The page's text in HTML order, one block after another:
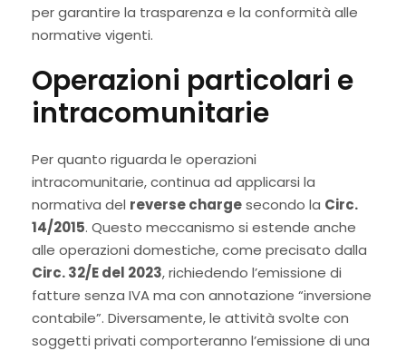
per garantire la trasparenza e la conformità alle
normative vigenti.
Operazioni particolari e
intracomunitarie
Per quanto riguarda le operazioni
intracomunitarie, continua ad applicarsi la
normativa del reverse chargesecondo la Circ.
14/2015. Questo meccanismo si estende anche
alle operazioni domestiche, come precisato dalla
Circ. 32/E del 2023, richiedendo l’emissione di
fatture senza IVA ma con annotazione “inversione
contabile”. Diversamente, le attività svolte con
soggetti privati comporteranno l’emissione di una